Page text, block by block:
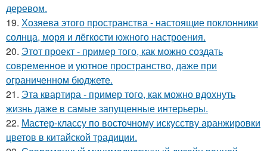
деревом.
19. Хозяева этого пространства - настоящие поклонники
солнца, моря и лёгкости южного настроения.
20. Этот проект - пример того, как можно создать
современное и уютное пространство, даже при
ограниченном бюджете.
21. Эта квартира - пример того, как можно вдохнуть
жизнь даже в самые запущенные интерьеры.
22. Мастер-классу по восточному искусству аранжировки
цветов в китайской традиции.